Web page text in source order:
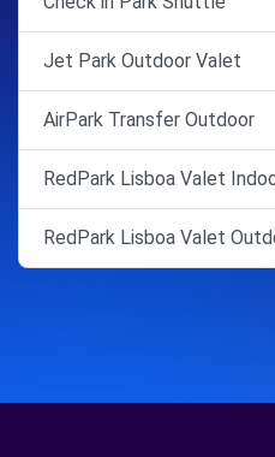
Jet Park Outdoor Valet
AirPark Transfer Outdoor
RedPark Lisboa Valet
RedPark Lisboa Valet